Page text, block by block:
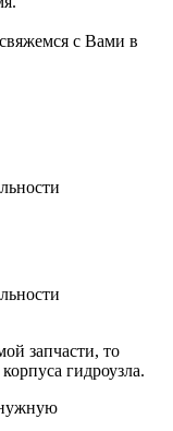
с Вами в
запчасти, то
гидроузла.